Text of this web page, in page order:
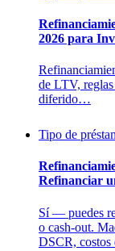
2026 para
de LTV,
diferido…
Tipo de
Refinanciar
Sí — puedes
o cash-out.
DSCR,